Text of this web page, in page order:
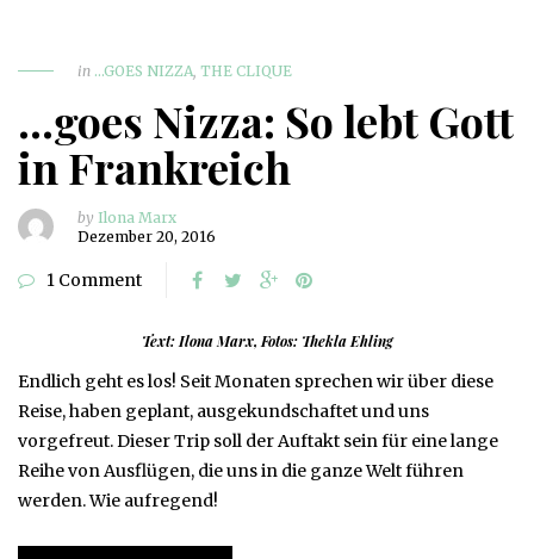
in ...GOES NIZZA THE CLIQUE
…goes Nizza: So lebt Gott
in Frankreich
by Ilona Marx
Dezember 20, 2016
1 Comment
Text: Ilona Marx, Fotos: Thekla Ehling
Endlich geht es los! Seit Monaten sprechen wir über diese
Reise, haben geplant, ausgekundschaftet und uns
vorgefreut. Dieser Trip soll der Auftakt sein für eine lange
Reihe von Ausflügen, die uns in die ganze Welt führen
werden. Wie aufregend!